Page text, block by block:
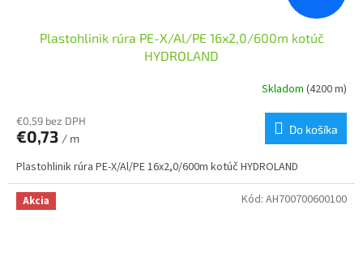
Plastohlinik rúra PE-X/Al/PE 16x2,0/600m kotúč
HYDROLAND
Skladom (4200 m)
€0,59 bez DPH
€0,73 / m
Do košíka
Plastohlinik rúra PE-X/Al/PE 16x2,0/600m kotúč HYDROLAND
Akcia Kód: AH700700600100